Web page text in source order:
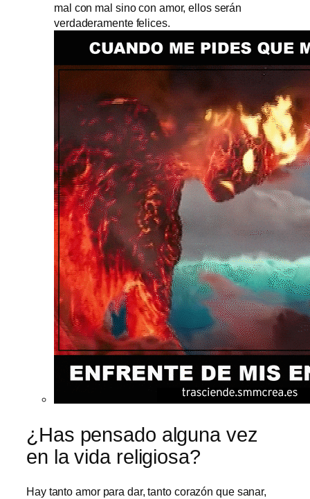
mal con mal sino con amor, ellos serán
verdaderamente felices.
¿Has pensado alguna vez
en la vida religiosa?
Hay tanto amor para dar, tanto corazón que sanar,